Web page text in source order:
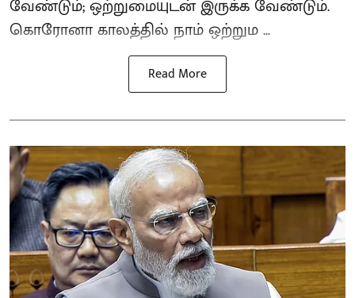
வேண்டும்; ஒற்றுமையுடன் இருக்க வேண்டும்.
கொரோனா காலத்தில் நாம் ஒற்றும ...
Read More